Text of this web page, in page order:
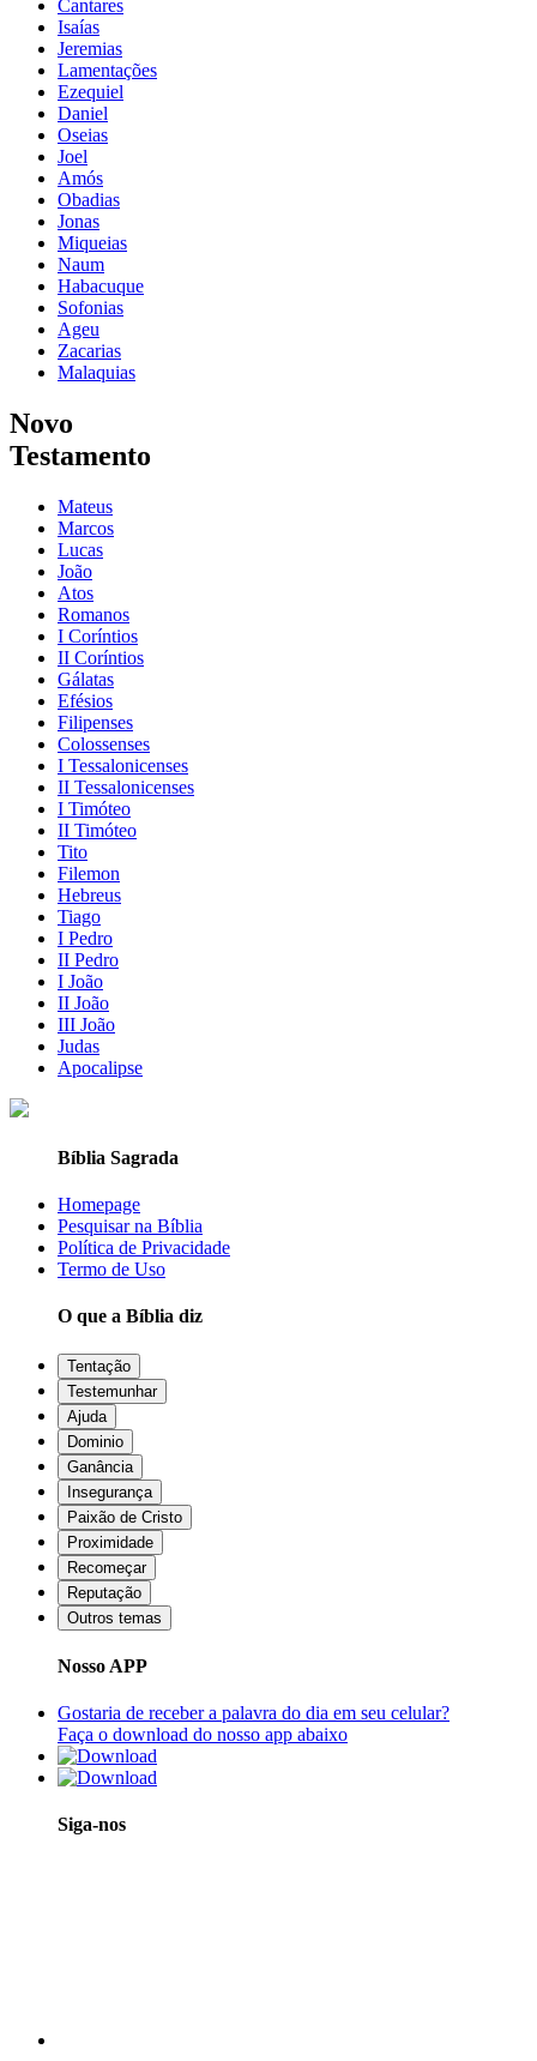
Cantares
Isaías
Jeremias
Lamentações
Ezequiel
Daniel
Oseias
Joel
Amós
Obadias
Jonas
Miqueias
Naum
Habacuque
Sofonias
Ageu
Zacarias
Malaquias
Novo
Testamento
Mateus
Marcos
Lucas
João
Atos
Romanos
I Coríntios
II Coríntios
Gálatas
Efésios
Filipenses
Colossenses
I Tessalonicenses
II Tessalonicenses
I Timóteo
II Timóteo
Tito
Filemon
Hebreus
Tiago
I Pedro
II Pedro
I João
II João
III João
Judas
Apocalipse
Bíblia Sagrada
Homepage
Pesquisar na Bíblia
Política de Privacidade
Termo de Uso
O que a Bíblia diz
Tentação
Testemunhar
Ajuda
Dominio
Ganância
Insegurança
Paixão de Cristo
Proximidade
Recomeçar
Reputação
Outros temas
Nosso APP
Gostaria de receber a palavra do dia em seu celular?
Faça o download do nosso app abaixo
Siga-nos